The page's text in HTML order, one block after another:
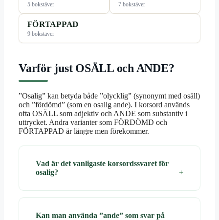
5 bokstäver 7 bokstäver
FÖRTAPPAD
9 bokstäver
Varför just OSÄLL och ANDE?
”Osalig” kan betyda både ”olycklig” (synonymt med osäll)
och ”fördömd” (som en osalig ande). I korsord används
ofta OSÄLL som adjektiv och ANDE som substantiv i
uttrycket. Andra varianter som FÖRDÖMD och
FÖRTAPPAD är längre men förekommer.
Vad är det vanligaste korsordssvaret för
osalig?
Kan man använda ”ande” som svar på